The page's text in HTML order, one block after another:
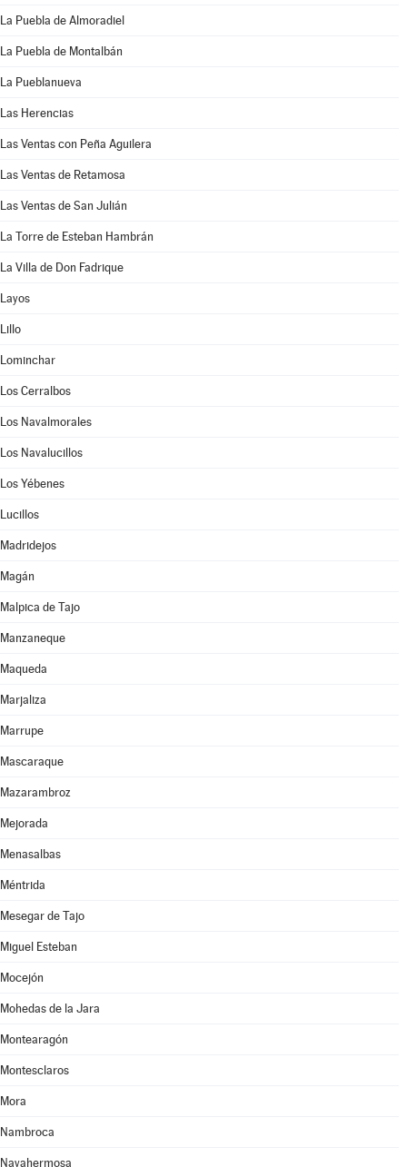
La Puebla de Almoradiel
La Puebla de Montalbán
La Pueblanueva
Las Herencias
Las Ventas con Peña Aguilera
Las Ventas de Retamosa
Las Ventas de San Julián
La Torre de Esteban Hambrán
La Villa de Don Fadrique
Layos
Lillo
Lominchar
Los Cerralbos
Los Navalmorales
Los Navalucillos
Los Yébenes
Lucillos
Madridejos
Magán
Malpica de Tajo
Manzaneque
Maqueda
Marjaliza
Marrupe
Mascaraque
Mazarambroz
Mejorada
Menasalbas
Méntrida
Mesegar de Tajo
Miguel Esteban
Mocejón
Mohedas de la Jara
Montearagón
Montesclaros
Mora
Nambroca
Navahermosa